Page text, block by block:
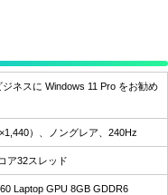
ネスに Windows 11 Pro をお勧め
）、ノングレア、240Hz
ア32スレッド
Laptop GPU 8GB GDDR6